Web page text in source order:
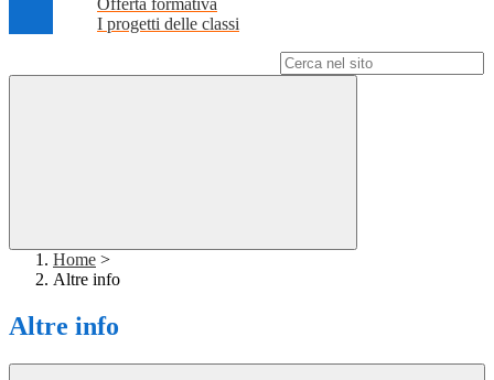
Offerta formativa
I progetti delle classi
Home >
Altre info
Altre info